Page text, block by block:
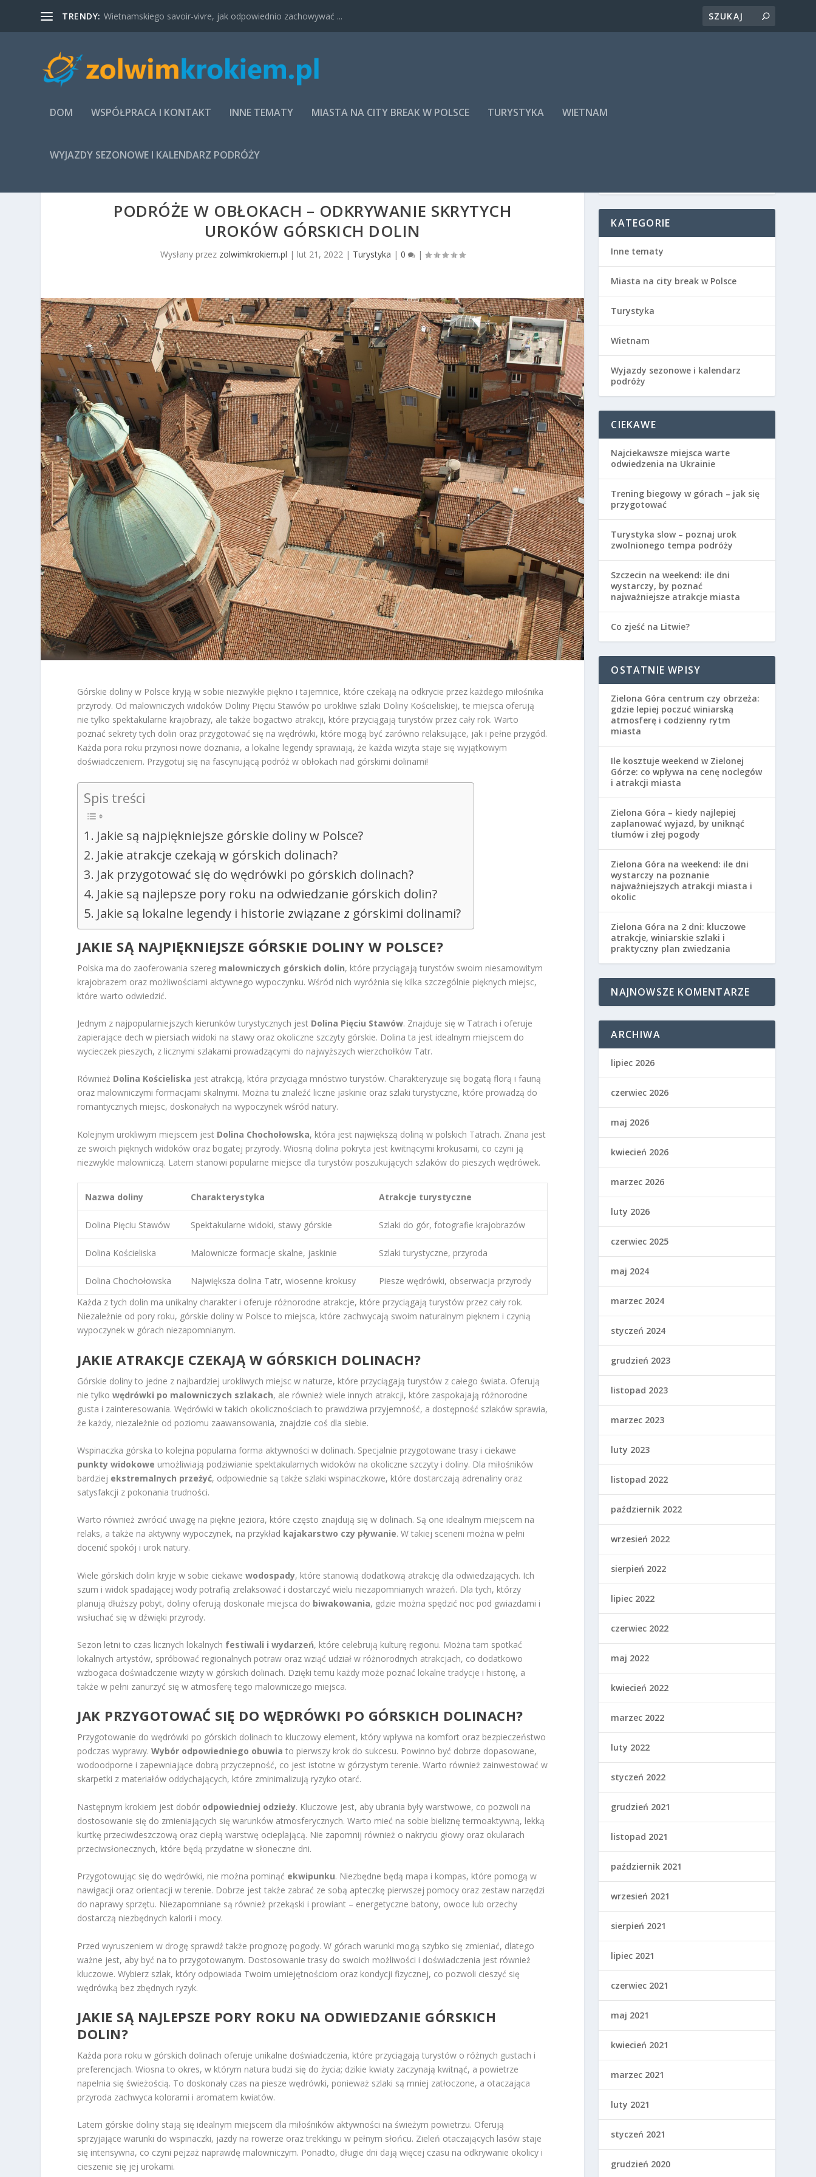
TRENDY: Wietnamskiego savoir-vivre, jak odpowiednio zachowywać ...
DOM WSPÓŁPRACA I KONTAKT INNE TEMATY MIASTA NA CITY BREAK W POLSCE TURYSTYKA WIETNAM
WYJAZDY SEZONOWE I KALENDARZ PODRÓŻY
PODRÓŻE W OBŁOKACH – ODKRYWANIE SKRYTYCH
UROKÓW GÓRSKICH DOLIN
Wysłany przez zolwimkrokiem.pl | lut 21, 2022 | Turystyka | 0 |
Górskie doliny w Polsce kryją w sobie niezwykłe piękno i tajemnice, które czekają na odkrycie przez każdego miłośnika
przyrody. Od malowniczych widoków Doliny Pięciu Stawów po urokliwe szlaki Doliny Kościeliskiej, te miejsca oferują
nie tylko spektakularne krajobrazy, ale także bogactwo atrakcji, które przyciągają turystów przez cały rok. Warto
poznać sekrety tych dolin oraz przygotować się na wędrówki, które mogą być zarówno relaksujące, jak i pełne przygód.
Każda pora roku przynosi nowe doznania, a lokalne legendy sprawiają, że każda wizyta staje się wyjątkowym
doświadczeniem. Przygotuj się na fascynującą podróż w obłokach nad górskimi dolinami!
Spis treści
Jakie są najpiękniejsze górskie doliny w Polsce?
Jakie atrakcje czekają w górskich dolinach?
Jak przygotować się do wędrówki po górskich dolinach?
Jakie są najlepsze pory roku na odwiedzanie górskich dolin?
Jakie są lokalne legendy i historie związane z górskimi dolinami?
JAKIE SĄ NAJPIĘKNIEJSZE GÓRSKIE DOLINY W POLSCE?
Polska ma do zaoferowania szereg malowniczych górskich dolin, które przyciągają turystów swoim niesamowitym
krajobrazem oraz możliwościami aktywnego wypoczynku. Wśród nich wyróżnia się kilka szczególnie pięknych miejsc,
które warto odwiedzić.
Jednym z najpopularniejszych kierunków turystycznych jest Dolina Pięciu Stawów. Znajduje się w Tatrach i oferuje
zapierające dech w piersiach widoki na stawy oraz okoliczne szczyty górskie. Dolina ta jest idealnym miejscem do
wycieczek pieszych, z licznymi szlakami prowadzącymi do najwyższych wierzchołków Tatr.
Również Dolina Kościeliska jest atrakcją, która przyciąga mnóstwo turystów. Charakteryzuje się bogatą florą i fauną
oraz malowniczymi formacjami skalnymi. Można tu znaleźć liczne jaskinie oraz szlaki turystyczne, które prowadzą do
romantycznych miejsc, doskonałych na wypoczynek wśród natury.
Kolejnym urokliwym miejscem jest Dolina Chochołowska, która jest największą doliną w polskich Tatrach. Znana jest
ze swoich pięknych widoków oraz bogatej przyrody. Wiosną dolina pokryta jest kwitnącymi krokusami, co czyni ją
niezwykle malowniczą. Latem stanowi popularne miejsce dla turystów poszukujących szlaków do pieszych wędrówek.
Nazwa doliny Charakterystyka Atrakcje turystyczne
Dolina Pięciu Stawów Spektakularne widoki, stawy górskie Szlaki do gór, fotografie krajobrazów
Dolina Kościeliska Malownicze formacje skalne, jaskinie Szlaki turystyczne, przyroda
Dolina Chochołowska Największa dolina Tatr, wiosenne krokusy
Piesze wędrówki, obserwacja przyrody
Każda z tych dolin ma unikalny charakter i oferuje różnorodne atrakcje, które przyciągają turystów przez cały rok.
Niezależnie od pory roku, górskie doliny w Polsce to miejsca, które zachwycają swoim naturalnym pięknem i czynią
wypoczynek w górach niezapomnianym.
JAKIE ATRAKCJE CZEKAJĄ W GÓRSKICH DOLINACH?
Górskie doliny to jedne z najbardziej urokliwych miejsc w naturze, które przyciągają turystów z całego świata. Oferują
nie tylkowędrówki po malowniczych szlakach, ale również wiele innych atrakcji, które zaspokajają różnorodne
gusta i zainteresowania. Wędrówki w takich okolicznościach to prawdziwa przyjemność, a dostępność szlaków sprawia,
że każdy, niezależnie od poziomu zaawansowania, znajdzie coś dla siebie.
Wspinaczka górska to kolejna popularna forma aktywności w dolinach. Specjalnie przygotowane trasy i ciekawe
punkty widokowe umożliwiają podziwianie spektakularnych widoków na okoliczne szczyty i doliny. Dla miłośników
bardziej ekstremalnych przeżyć, odpowiednie są także szlaki wspinaczkowe, które dostarczają adrenaliny oraz
satysfakcji z pokonania trudności.
Warto również zwrócić uwagę na piękne jeziora, które często znajdują się w dolinach. Są one idealnym miejscem na
relaks, a także na aktywny wypoczynek, na przykład kajakarstwo czy pływanie. W takiej scenerii można w pełni
docenić spokój i urok natury.
Wiele górskich dolin kryje w sobie ciekawewodospady, które stanowią dodatkową atrakcję dla odwiedzających. Ich
szum i widok spadającej wody potrafią zrelaksować i dostarczyć wielu niezapomnianych wrażeń. Dla tych, którzy
planują dłuższy pobyt, doliny oferują doskonałe miejsca do biwakowania, gdzie można spędzić noc pod gwiazdami i
wsłuchać się w dźwięki przyrody.
Sezon letni to czas licznych lokalnych festiwali i wydarzeń, które celebrują kulturę regionu. Można tam spotkać
lokalnych artystów, spróbować regionalnych potraw oraz wziąć udział w różnorodnych atrakcjach, co dodatkowo
wzbogaca doświadczenie wizyty w górskich dolinach. Dzięki temu każdy może poznać lokalne tradycje i historię, a
także w pełni zanurzyć się w atmosferę tego malowniczego miejsca.
JAK PRZYGOTOWAĆ SIĘ DO WĘDRÓWKI PO GÓRSKICH DOLINACH?
Przygotowanie do wędrówki po górskich dolinach to kluczowy element, który wpływa na komfort oraz bezpieczeństwo
podczas wyprawy.Wybór odpowiedniego obuwia to pierwszy krok do sukcesu. Powinno być dobrze dopasowane,
wodoodporne i zapewniające dobrą przyczepność, co jest istotne w górzystym terenie. Warto również zainwestować w
skarpetki z materiałów oddychających, które zminimalizują ryzyko otarć.
Następnym krokiem jest dobór odpowiedniej odzieży. Kluczowe jest, aby ubrania były warstwowe, co pozwoli na
dostosowanie się do zmieniających się warunków atmosferycznych. Warto mieć na sobie bieliznę termoaktywną, lekką
kurtkę przeciwdeszczową oraz ciepłą warstwę ocieplającą. Nie zapomnij również o nakryciu głowy oraz okularach
przeciwsłonecznych, które będą przydatne w słoneczne dni.
Przygotowując się do wędrówki, nie można pominąć ekwipunku. Niezbędne będą mapa i kompas, które pomogą w
nawigacji oraz orientacji w terenie. Dobrze jest także zabrać ze sobą apteczkę pierwszej pomocy oraz zestaw narzędzi
do naprawy sprzętu. Niezapomniane są również przekąski i prowiant – energetyczne batony, owoce lub orzechy
dostarczą niezbędnych kalorii i mocy.
Przed wyruszeniem w drogę sprawdź także prognozę pogody. W górach warunki mogą szybko się zmieniać, dlatego
ważne jest, aby być na to przygotowanym. Dostosowanie trasy do swoich możliwości i doświadczenia jest również
kluczowe. Wybierz szlak, który odpowiada Twoim umiejętnościom oraz kondycji fizycznej, co pozwoli cieszyć się
wędrówką bez zbędnych ryzyk.
JAKIE SĄ NAJLEPSZE PORY ROKU NA ODWIEDZANIE GÓRSKICH
DOLIN?
Każda pora roku w górskich dolinach oferuje unikalne doświadczenia, które przyciągają turystów o różnych gustach i
preferencjach. Wiosna to okres, w którym natura budzi się do życia; dzikie kwiaty zaczynają kwitnąć, a powietrze
napełnia się świeżością. To doskonały czas na piesze wędrówki, ponieważ szlaki są mniej zatłoczone, a otaczająca
przyroda zachwyca kolorami i aromatem kwiatów.
Latem górskie doliny stają się idealnym miejscem dla miłośników aktywności na świeżym powietrzu. Oferują
sprzyjające warunki do wspinaczki, jazdy na rowerze oraz trekkingu w pełnym słońcu. Zieleń otaczających lasów staje
się intensywna, co czyni pejzaż naprawdę malowniczym. Ponadto, długie dni dają więcej czasu na odkrywanie okolicy i
cieszenie się jej urokami.
KATEGORIE
Inne tematy
Miasta na city break w Polsce
Turystyka
Wietnam
Wyjazdy sezonowe i kalendarz
podróży
CIEKAWE
Najciekawsze miejsca warte
odwiedzenia na Ukrainie
Trening biegowy w górach – jak się
przygotować
Turystyka slow – poznaj urok
zwolnionego tempa podróży
Szczecin na weekend: ile dni
wystarczy, by poznać
najważniejsze atrakcje miasta
Co zjeść na Litwie?
OSTATNIE WPISY
Zielona Góra centrum czy obrzeża:
gdzie lepiej poczuć winiarską
atmosferę i codzienny rytm
miasta
Ile kosztuje weekend w Zielonej
Górze: co wpływa na cenę noclegów
i atrakcji miasta
Zielona Góra – kiedy najlepiej
zaplanować wyjazd, by uniknąć
tłumów i złej pogody
Zielona Góra na weekend: ile dni
wystarczy na poznanie
najważniejszych atrakcji miasta i
okolic
Zielona Góra na 2 dni: kluczowe
atrakcje, winiarskie szlaki i
praktyczny plan zwiedzania
NAJNOWSZE KOMENTARZE
ARCHIWA
lipiec 2026
czerwiec 2026
maj 2026
kwiecień 2026
marzec 2026
luty 2026
czerwiec 2025
maj 2024
marzec 2024
styczeń 2024
grudzień 2023
listopad 2023
marzec 2023
luty 2023
listopad 2022
październik 2022
wrzesień 2022
sierpień 2022
lipiec 2022
czerwiec 2022
maj 2022
kwiecień 2022
marzec 2022
luty 2022
styczeń 2022
grudzień 2021
listopad 2021
październik 2021
wrzesień 2021
sierpień 2021
lipiec 2021
czerwiec 2021
maj 2021
kwiecień 2021
marzec 2021
luty 2021
styczeń 2021
grudzień 2020